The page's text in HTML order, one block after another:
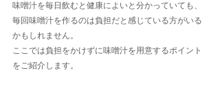
味噌汁を毎日飲むと健康によいと分かっていても、
毎回味噌汁を作るのは負担だと感じている方がいる
かもしれません。
ここでは負担をかけずに味噌汁を用意するポイント
をご紹介します。